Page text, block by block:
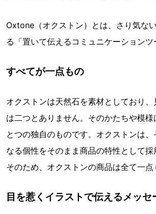
Oxtone（オクストン）とは、さり気な
る「置いて伝えるコミュニケーションツ
すべてが一点もの
オクストンは天然石を素材としており
は二つとありません。そのかたちや模
とつの独自のものです。オクストンは
なる個性をそのまま商品の特性として採
そのため、オクストンの商品は全て一点
目を惹くイラストで伝えるメッセ